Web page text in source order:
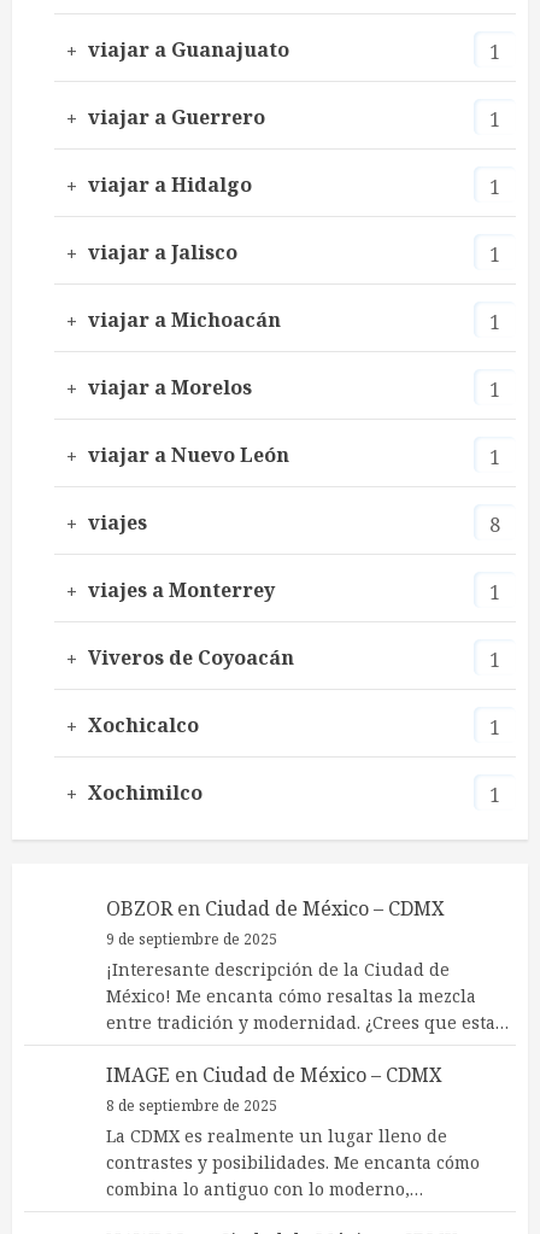
viajar a Guanajuato 1
viajar a Guerrero 1
viajar a Hidalgo 1
viajar a Jalisco 1
viajar a Michoacán 1
viajar a Morelos 1
viajar a Nuevo León 1
viajes 8
viajes a Monterrey 1
Viveros de Coyoacán 1
Xochicalco 1
Xochimilco 1
OBZORen Ciudad de México – CDMX
9 de septiembre de 2025
¡Interesante descripción de la Ciudad de
México! Me encanta cómo resaltas la mezcla
entre tradición y modernidad. ¿Crees que esta…
IMAGE en Ciudad de México – CDMX
8 de septiembre de 2025
La CDMX es realmente un lugar lleno de
contrastes y posibilidades. Me encanta cómo
combina lo antiguo con lo moderno,…